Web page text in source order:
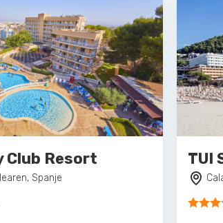
Club Resort
Spanje
TUI